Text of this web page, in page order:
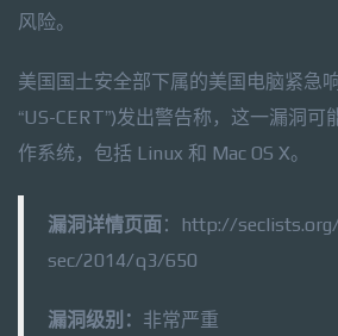
风险。
美国国土安全部下属的美国电脑紧急
“US-CERT”)发出警告称，这一漏洞
作系统，包括 Linux 和 Mac OS X。
漏洞详情页面 ：http://
sec/2014/q3/650
漏洞级别： 非常严重